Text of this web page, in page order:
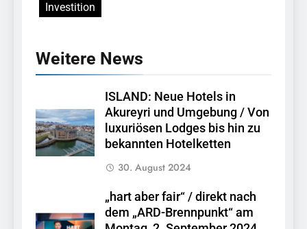
Investition
Weitere News
ISLAND: Neue Hotels in
Akureyri und Umgebung / Von
luxuriösen Lodges bis hin zu
bekannten Hotelketten
30. August 2024
„hart aber fair“ / direkt nach
dem „ARD-Brennpunkt“ am